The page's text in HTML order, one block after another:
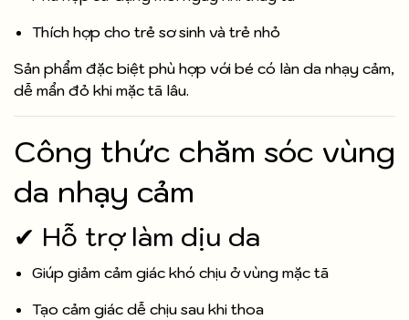
Thích hợp cho trẻ sơ sinh và trẻ nhỏ
Sản phẩm đặc biệt phù hợp với bé có làn da nhạy cảm,
dễ mẩn đỏ khi mặc tã lâu.
Công thức chăm sóc vùng
da nhạy cảm
✔ Hỗ trợ làm dịu da
Giúp giảm cảm giác khó chịu ở vùng mặc tã
Tạo cảm giác dễ chịu sau khi thoa